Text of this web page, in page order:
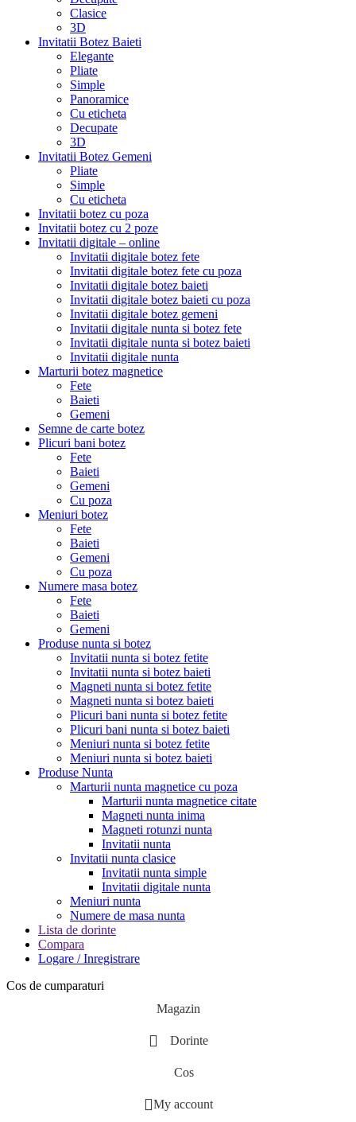
Clasice
3D
Invitatii Botez Baieti
Elegante
Pliate
Simple
Panoramice
Cu eticheta
Decupate
3D
Invitatii Botez Gemeni
Pliate
Simple
Cu eticheta
Invitatii botez cu poza
Invitatii botez cu 2 poze
Invitatii digitale – online
Invitatii digitale botez fete
Invitatii digitale botez fete cu poza
Invitatii digitale botez baieti
Invitatii digitale botez baieti cu poza
Invitatii digitale botez gemeni
Invitatii digitale nunta si botez fete
Invitatii digitale nunta si botez baieti
Invitatii digitale nunta
Marturii botez magnetice
Fete
Baieti
Gemeni
Semne de carte botez
Plicuri bani botez
Fete
Baieti
Gemeni
Cu poza
Meniuri botez
Fete
Baieti
Gemeni
Cu poza
Numere masa botez
Fete
Baieti
Gemeni
Produse nunta si botez
Invitatii nunta si botez fetite
Invitatii nunta si botez baieti
Magneti nunta si botez fetite
Magneti nunta si botez baieti
Plicuri bani nunta si botez fetite
Plicuri bani nunta si botez baieti
Meniuri nunta si botez fetite
Meniuri nunta si botez baieti
Produse Nunta
Marturii nunta magnetice cu poza
Marturii nunta magnetice citate
Magneti nunta inima
Magneti rotunzi nunta
Invitatii nunta
Invitatii nunta clasice
Invitatii nunta simple
Invitatii digitale nunta
Meniuri nunta
Numere de masa nunta
Lista de dorinte
Compara
Logare / Inregistrare
Cos de cumparaturi
Magazin
Dorinte
Cos
My account